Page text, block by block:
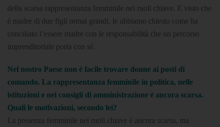
della scarsa rappresentanza femminile nei ruoli chiave. E visto che
è madre di due figli ormai grandi, le abbiamo chiesto come ha
conciliato l’essere madre con le responsabilità che un percorso
imprenditoriale porta con sé.
Nel nostro Paese non è facile trovare donne ai posti di
comando. La rappresentanza femminile in politica, nelle
istituzioni e nei consigli di amministrazione è ancora scarsa.
Quali le motivazioni, secondo lei?
La presenza femminile nei ruoli chiave è ancora scarsa, ma